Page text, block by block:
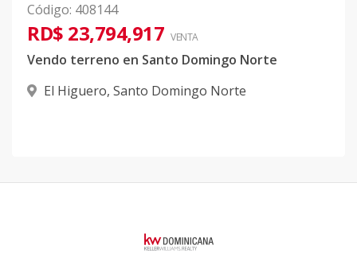
Código: 408144
RD$ 23,794,917 VENTA
Vendo terreno en Santo Domingo Norte
El Higuero, Santo Domingo Norte